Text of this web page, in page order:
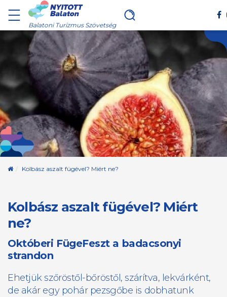
Balatoni Turizmus Szövetség
Kezdőoldal
Kolbász aszalt fügével? Miért ne?
Kolbász aszalt fügével? Miért
ne?
Októberi FügeFeszt a badacsonyi
strandon
Ehetjük szőröstől-bőröstől, szárítva, lekvárként,
de akár egy pohár pezsgőbe is dobhatunk